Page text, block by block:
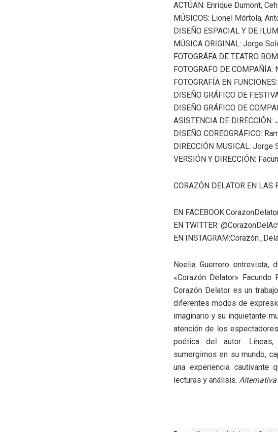
ACTÚAN: Enrique Dumont,
MÚSICOS: Lionel Mórtola,
DISEÑO ESPACIAL Y DE
MÚSICA ORIGINAL: Jorge
FOTOGRÁFA DE TEATRO
FOTOGRAFO DE COMPAÑÍA:
FOTOGRAFÍA EN
DISEÑO GRÁFICO DE
DISEÑO GRÁFICO DE
ASISTENCIA DE
DISEÑO COREOGRÁFICO:
DIRECCIÓN MUSICAL: Jorge
VERSIÓN Y DIRECCIÓN:
CORAZÓN DELATOR EN LAS
EN
EN TWITTER:
EN
Noelia Guerrero entrevista,
«Corazón Delator»
Corazón Delator es un
diferentes modos de
imaginario y su inquietante
atención de los
poética del autor. Líneas,
sumergirnos en su mundo,
una experiencia
lecturas y análisis. Alternativa